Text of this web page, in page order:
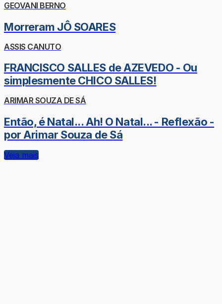
GEOVANI BERNO
Morreram JÔ SOARES
ASSIS CANUTO
FRANCISCO SALLES de AZEVEDO - Ou
simplesmente CHICO SALLES!
ARIMAR SOUZA DE SÁ
Então, é Natal... Ah! O Natal... - Reflexão -
por Arimar Souza de Sá
Veja mais